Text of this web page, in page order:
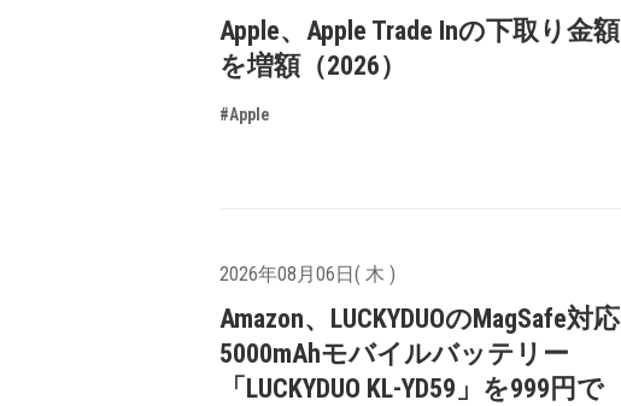
Apple、Apple Trade Inの下取り金額
を増額（2026）
#Apple
2026年08月06日( 木 )
Amazon、LUCKYDUOのMagSafe対応
5000mAhモバイルバッテリー
「LUCKYDUO KL-YD59」を999円で